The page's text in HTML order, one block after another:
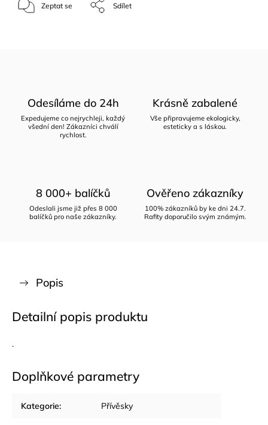
Zeptat se Sdílet
Odesíláme do 24h
Expedujeme co nejrychleji, každý
všední den! Zákazníci chválí
rychlost.
Krásně zabalené
Vše připravujeme ekologicky,
esteticky a s láskou.
8 000+ balíčků
Odeslali jsme již přes 8 000
balíčků pro naše zákazníky.
Ověřeno zákazníky
100% zákazníků by ke dni 24.7.
Rafity doporučilo svým známým.
Popis
Detailní popis produktu
.
Doplňkové parametry
Kategorie: Přívěsky